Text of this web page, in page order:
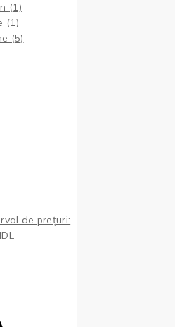
(1)
(1)
(5)
de prețuri: